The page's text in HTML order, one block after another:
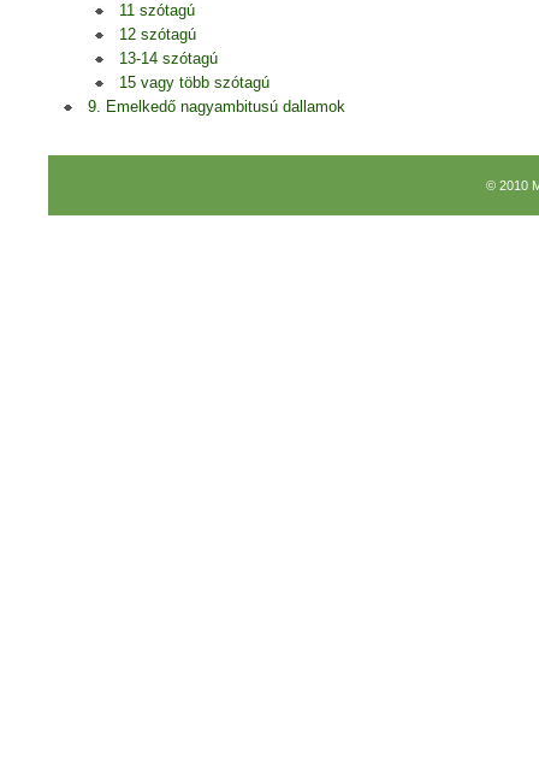
11 szótagú
12 szótagú
13-14 szótagú
15 vagy több szótagú
9. Emelkedő nagyambitusú dallamok
© 2010